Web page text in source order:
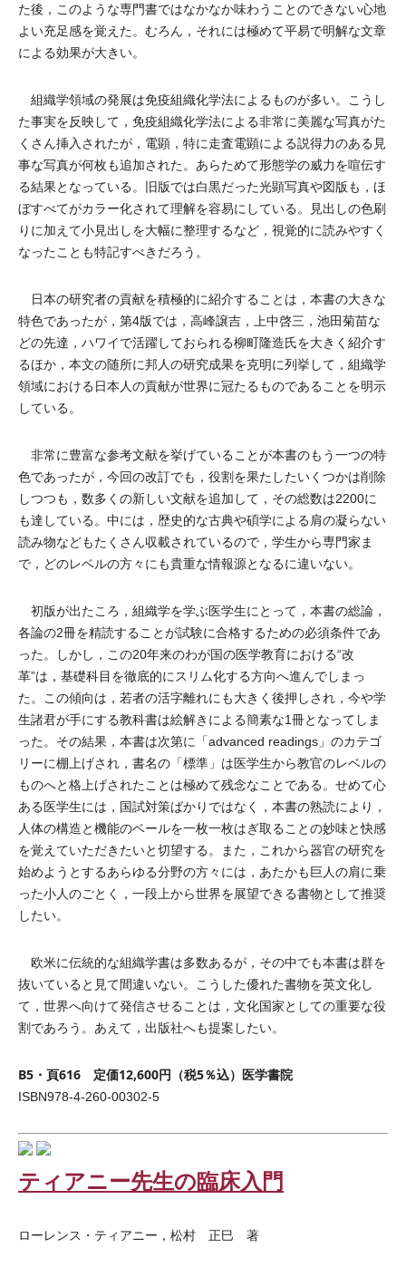
た後，このような専門書ではなかなか味わうことのできない心地
よい充足感を覚えた。むろん，それには極めて平易で明解な文章
による効果が大きい。
組織学領域の発展は免疫組織化学法によるものが多い。こうし
た事実を反映して，免疫組織化学法による非常に美麗な写真がた
くさん挿入されたが，電顕，特に走査電顕による説得力のある見
事な写真が何枚も追加された。あらためて形態学の威力を喧伝す
る結果となっている。旧版では白黒だった光顕写真や図版も，ほ
ぼすべてがカラー化されて理解を容易にしている。見出しの色刷
りに加えて小見出しを大幅に整理するなど，視覚的に読みやすく
なったことも特記すべきだろう。
日本の研究者の貢献を積極的に紹介することは，本書の大きな
特色であったが，第4版では，高峰譲吉，上中啓三，池田菊苗な
どの先達，ハワイで活躍しておられる柳町隆造氏を大きく紹介す
るほか，本文の随所に邦人の研究成果を克明に列挙して，組織学
領域における日本人の貢献が世界に冠たるものであることを明示
している。
非常に豊富な参考文献を挙げていることが本書のもう一つの特
色であったが，今回の改訂でも，役割を果たしたいくつかは削除
しつつも，数多くの新しい文献を追加して，その総数は2200に
も達している。中には，歴史的な古典や碩学による肩の凝らない
読み物などもたくさん収載されているので，学生から専門家ま
で，どのレベルの方々にも貴重な情報源となるに違いない。
初版が出たころ，組織学を学ぶ医学生にとって，本書の総論，
各論の2冊を精読することが試験に合格するための必須条件であ
った。しかし，この20年来のわが国の医学教育における“改
革”は，基礎科目を徹底的にスリム化する方向へ進んでしまっ
た。この傾向は，若者の活字離れにも大きく後押しされ，今や学
生諸君が手にする教科書は絵解きによる簡素な1冊となってしま
った。その結果，本書は次第に「advanced readings」のカテゴ
リーに棚上げされ，書名の「標準」は医学生から教官のレベルの
ものへと格上げされたことは極めて残念なことである。せめて心
ある医学生には，国試対策ばかりではなく，本書の熟読により，
人体の構造と機能のベールを一枚一枚はぎ取ることの妙味と快感
を覚えていただきたいと切望する。また，これから器官の研究を
始めようとするあらゆる分野の方々には，あたかも巨人の肩に乗
った小人のごとく，一段上から世界を展望できる書物として推奨
したい。
欧米に伝統的な組織学書は多数あるが，その中でも本書は群を
抜いていると見て間違いない。こうした優れた書物を英文化し
て，世界へ向けて発信させることは，文化国家としての重要な役
割であろう。あえて，出版社へも提案したい。
B5・頁616 定価12,600円（税5％込）医学書院
ISBN978-4-260-00302-5
ティアニー先生の臨床入門
ローレンス・ティアニー，松村 正巳 著